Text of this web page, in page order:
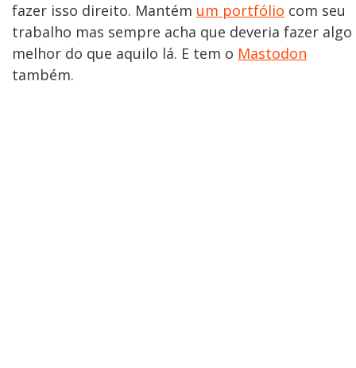
fazer isso direito. Mantém um portfólio com seu
trabalho mas sempre acha que deveria fazer algo
melhor do que aquilo lá. E tem o Mastodon
também.